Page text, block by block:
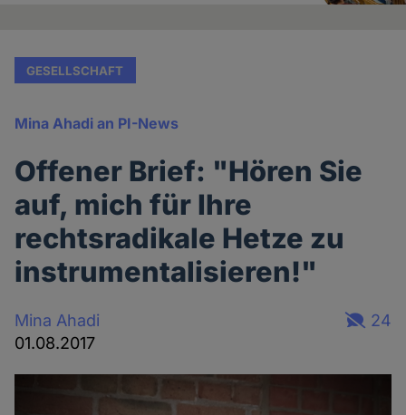
GESELLSCHAFT
Mina Ahadi an PI-News
Offener Brief: "Hören Sie
auf, mich für Ihre
rechtsradikale Hetze zu
instrumentalisieren!"
Mina Ahadi
01.08.2017
24